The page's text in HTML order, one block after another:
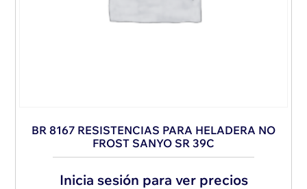
BR 8167 RESISTENCIAS PARA HELADERA NO
FROST SANYO SR 39C
Inicia sesión para ver precios